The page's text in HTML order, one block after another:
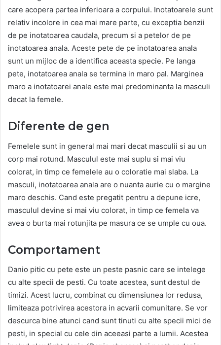
care acopera partea inferioara a corpului. Inotatoarele sunt
relativ incolore in cea mai mare parte, cu exceptia benzii
de pe inotatoarea caudala, precum si a petelor de pe
inotatoarea anala. Aceste pete de pe inotatoarea anala
sunt un mijloc de a identifica aceasta specie. Pe langa
pete, inotatoarea anala se termina in maro pal. Marginea
maro a inotatoarei anale este mai predominanta la masculi
decat la femele.
Diferente de gen
Femelele sunt in general mai mari decat masculii si au un
corp mai rotund. Masculul este mai suplu si mai viu
colorat, in timp ce femelele au o coloratie mai slaba. La
masculi, inotatoarea anala are o nuanta aurie cu o margine
maro deschis. Cand este pregatit pentru a depune icre,
masculul devine si mai viu colorat, in timp ce femela va
avea o burta mai rotunjita pe masura ce se umple cu oua.
Comportament
Danio pitic cu pete este un peste pasnic care se intelege
cu alte specii de pesti. Cu toate acestea, sunt destul de
timizi. Acest lucru, combinat cu dimensiunea lor redusa,
limiteaza potrivirea acestora in acvarii comunitare. Se vor
descurca bine atunci cand sunt tinuti cu alte specii mici de
pesti, in special cu cele din aceeasi parte a lumii. Acestea